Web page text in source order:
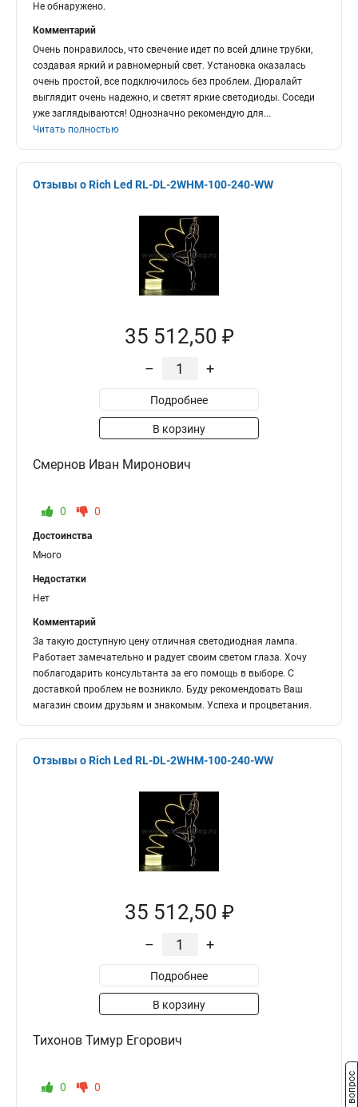
Не обнаружено.
Комментарий
Очень понравилось, что свечение идет по всей длине трубки,
создавая яркий и равномерный свет. Установка оказалась
очень простой, все подключилось без проблем. Дюралайт
выглядит очень надежно, и светят яркие светодиоды. Соседи
уже заглядываются! Однозначно рекомендую для...
Читать полностью
Отзывы о Rich Led RL-DL-2WHM-100-240-WW
35 512,50 ₽
– +
Подробнее
В корзину
Смернов Иван Миронович
0 0
Достоинства
Много
Недостатки
Нет
Комментарий
За такую доступную цену отличная светодиодная лампа.
Работает замечательно и радует своим светом глаза. Хочу
поблагодарить консультанта за его помощь в выборе. С
доставкой проблем не возникло. Буду рекомендовать Ваш
магазин своим друзьям и знакомым. Успеха и процветания.
Отзывы о Rich Led RL-DL-2WHM-100-240-WW
35 512,50 ₽
– +
Подробнее
В корзину
Тихонов Тимур Егорович
0 0